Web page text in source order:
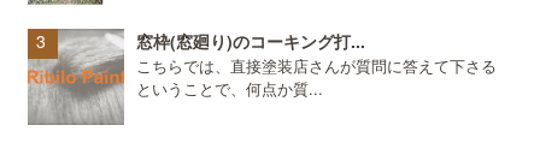
窓枠(窓廻り)のコーキング打...
こちらでは、直接塗装店さんが質問に答えて下さる
ということで、何点か質...